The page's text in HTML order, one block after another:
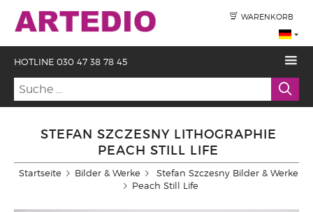
WARENKORB
HOTLINE 030 47 38 78 45
STEFAN SZCZESNY LITHOGRAPHIE
PEACH STILL LIFE
Startseite Bilder & Werke
Stefan Szczesny Bilder & Werke
Peach Still Life